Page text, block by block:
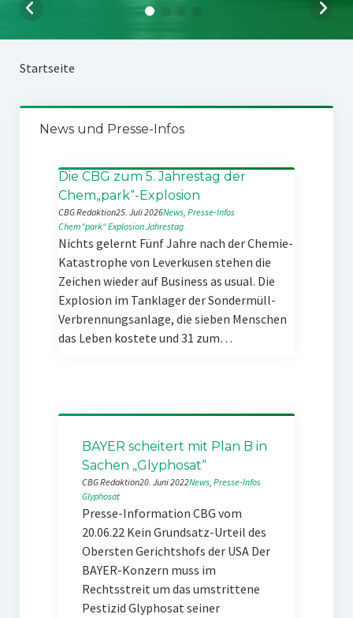
Startseite
News und Presse-Infos
Die CBG zum 5. Jahrestag der
Chem„park“-Explosion
CBG Redaktion25. Juli 2026News, Presse-Infos
Chem“park“ExplosionJahrestag
Nichts gelernt Fünf Jahre nach der Chemie-
Katastrophe von Leverkusen stehen die
Zeichen wieder auf Business as usual. Die
Explosion im Tanklager der Sondermüll-
Verbrennungsanlage, die sieben Menschen
das Leben kostete und 31 zum…
BAYER scheitert mit Plan B in
Sachen „Glyphosat“
CBG Redaktion20. Juni 2022News, Presse-Infos
Glyphosat
Presse-Information CBG vom
20.06.22 Kein Grundsatz-Urteil des
Obersten Gerichtshofs der USA Der
BAYER-Konzern muss im
Rechtsstreit um das umstrittene
Pestizid Glyphosat seiner